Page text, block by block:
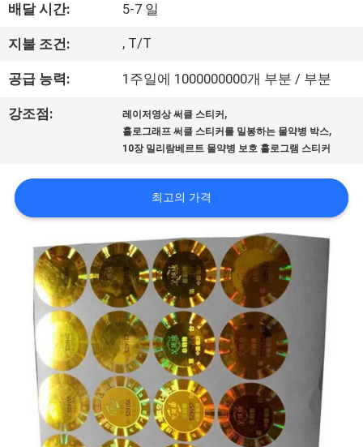
장
여
행
질
관
배달 시간: 5-7 일
지불 조건: , T/T
공급 능력: 1주일에 1000000000개 부분 / 부분
강조점: 레이저영상 써클 스티커 ,
홀로그래프 써클 스티커를 밀봉하는 물약병 박스,
10장 밀리람베르트 물약병 보호 홀로그램 스티커
최고의 가격